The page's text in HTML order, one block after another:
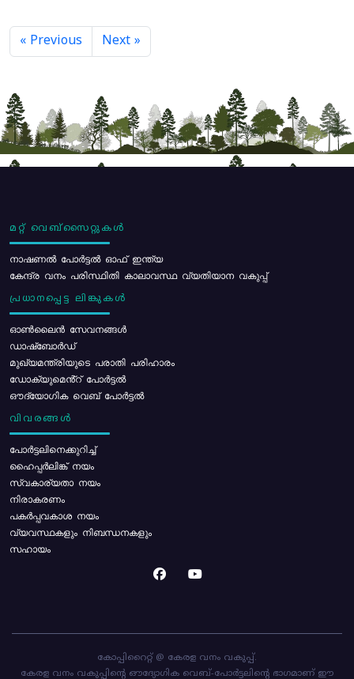
« Previous Next »
മറ്റ് വെബ്സൈറ്റുകൾ
നാഷണൽ പോർട്ടൽ ഓഫ് ഇന്ത്യ
കേന്ദ്ര വനം പരിസ്ഥിതി കാലാവസ്ഥ വ്യതിയാന വകുപ്പ്
പ്രധാനപ്പെട്ട ലിങ്കുകൾ
ഓൺലൈൻ സേവനങ്ങൾ
ഡാഷ്ബോർഡ്
മുഖ്യമന്ത്രിയുടെ പരാതി പരിഹാരം
ഡോക്യുമെൻ്റ് പോർട്ടൽ
ഔദ്യോഗിക വെബ് പോർട്ടൽ
വിവരങ്ങൾ
പോര്‍ട്ടലിനെക്കുറിച്ച്
ഹൈപ്പർലിങ്ക് നയം
സ്വകാര്യതാ നയം
നിരാകരണം
പകർപ്പവകാശ നയം
വ്യവസ്ഥകളും നിബന്ധനകളും
സഹായം
കോപ്പിറൈറ്റ് @ കേരള വനം വകുപ്പ്.
കേരള വനം വകുപ്പിന്റെ ഔദ്യോഗിക വെബ്-പോർട്ടലിന്റെ ഭാഗമാണ് ഈ